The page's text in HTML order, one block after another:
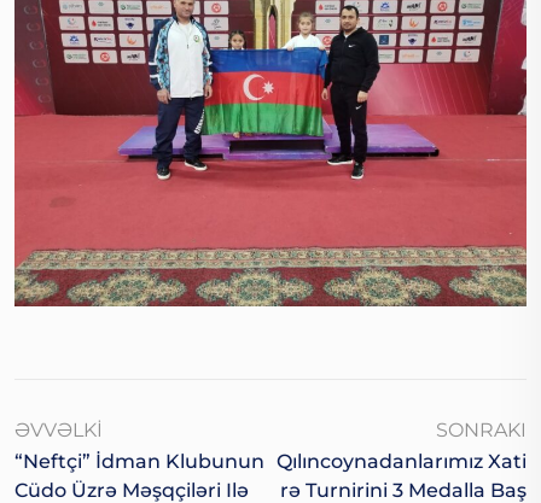
ƏVVƏLKI
“Neftçi” İdman Klubunun
Cüdo Üzrə Məşqçiləri Ilə
SONRAKI
Qılıncoynadanlarımız Xati
Rə Turnirini 3 Medalla Baş